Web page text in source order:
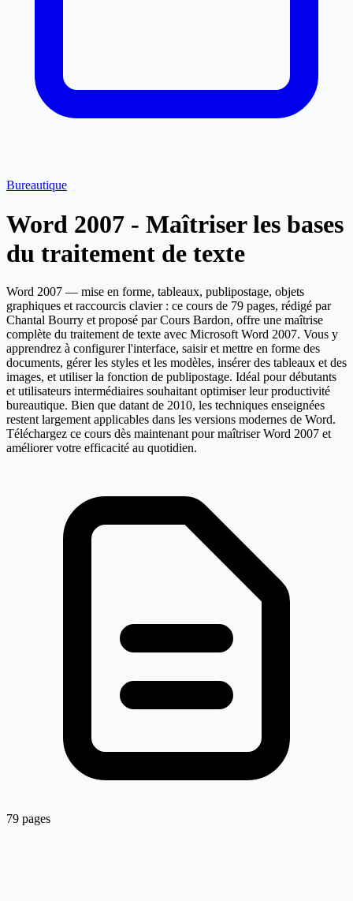
Bureautique
Word 2007 - Maîtriser les bases
du traitement de texte
Word 2007 — mise en forme, tableaux, publipostage, objets
graphiques et raccourcis clavier : ce cours de 79 pages, rédigé par
Chantal Bourry et proposé par Cours Bardon, offre une maîtrise
complète du traitement de texte avec Microsoft Word 2007. Vous y
apprendrez à configurer l'interface, saisir et mettre en forme des
documents, gérer les styles et les modèles, insérer des tableaux et des
images, et utiliser la fonction de publipostage. Idéal pour débutants
et utilisateurs intermédiaires souhaitant optimiser leur productivité
bureautique. Bien que datant de 2010, les techniques enseignées
restent largement applicables dans les versions modernes de Word.
Téléchargez ce cours dès maintenant pour maîtriser Word 2007 et
améliorer votre efficacité au quotidien.
79 pages